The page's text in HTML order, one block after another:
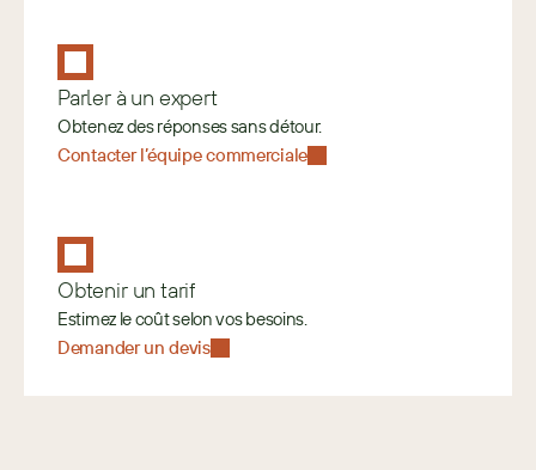
Parler à un expert
Obtenez des réponses sans détour.
Contacter l’équipe commerciale
Obtenir un tarif
Estimez le coût selon vos besoins.
Demander un devis